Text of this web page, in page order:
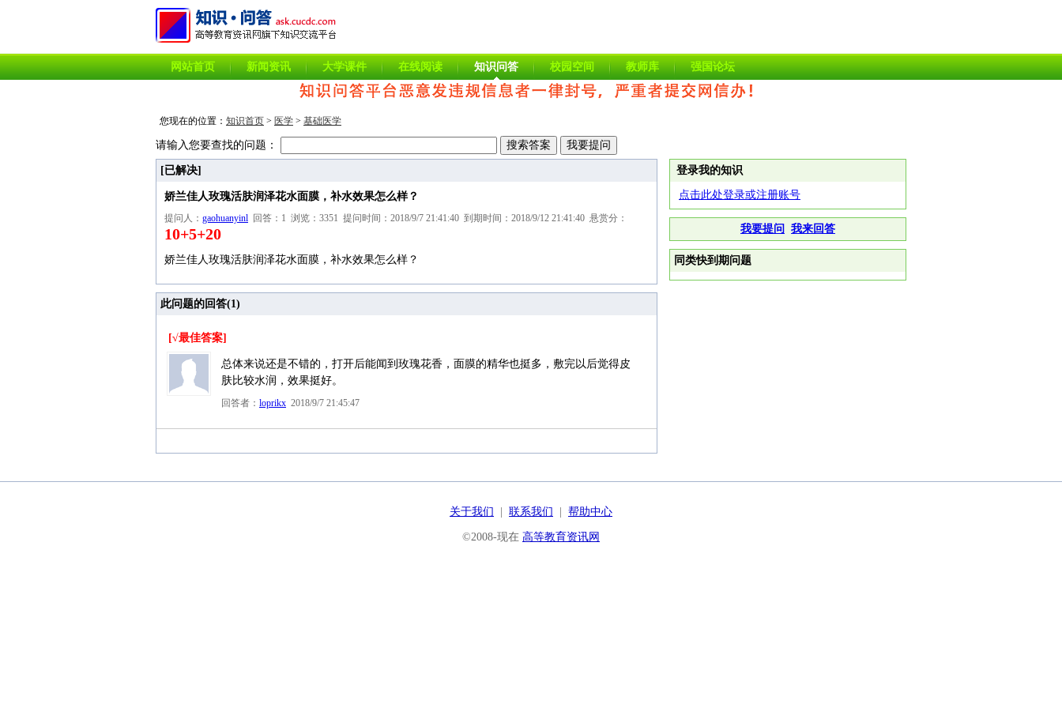
网站首页 新闻资讯 大学课件 在线阅读 知识问答 校园空间 教师库 强国论坛
您现在的位置： 知识首页 > 医学 > 基础医学
请输入您要查找的问题：
[已解决]
娇兰佳人玫瑰活肤润泽花水面膜，补水效果怎么样？
提问人： gaohuanyinl 回答：1 浏览：3351 提问时间：2018/9/7 21:41:40 到期时间：2018/9/12 21:41:40 悬赏分：
10+5+20
娇兰佳人玫瑰活肤润泽花水面膜，补水效果怎么样？
此问题的回答(1)
[√最佳答案]
总体来说还是不错的，打开后能闻到玫瑰花香，面膜的精华也挺多，敷完以后觉得皮
肤比较水润，效果挺好。
回答者： loprikx 2018/9/7 21:45:47
登录我的知识
点击此处登录或注册账号
我要提问 我来回答
同类快到期问题
关于我们 联系我们 帮助中心
©2008-现在 高等教育资讯网